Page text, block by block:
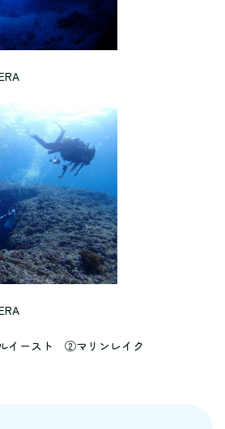
イースト ②マリンレイク